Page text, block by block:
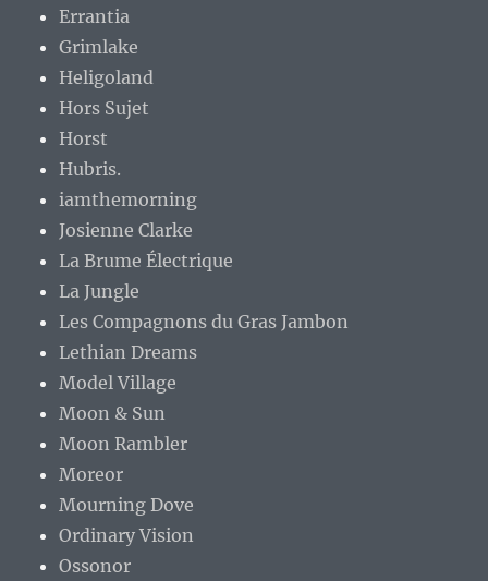
Errantia
Grimlake
Heligoland
Hors Sujet
Horst
Hubris.
iamthemorning
Josienne Clarke
La Brume Électrique
La Jungle
Les Compagnons du Gras Jambon
Lethian Dreams
Model Village
Moon & Sun
Moon Rambler
Moreor
Mourning Dove
Ordinary Vision
Ossonor